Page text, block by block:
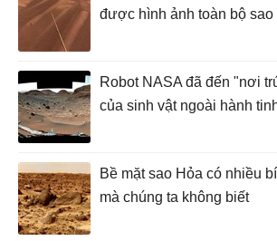
được hình ảnh toàn bộ sao
Robot NASA đã đến "nơi
của sinh vật ngoài hành
Bề mặt sao Hỏa có nhiều
mà chúng ta không biết